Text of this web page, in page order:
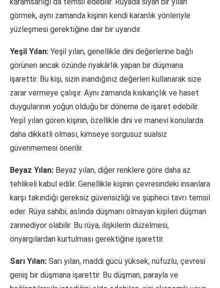
karamsarlığı da temsil edebilir. Rüyada siyah bir yılan
görmek, aynı zamanda kişinin kendi karanlık yönleriyle
yüzleşmesi gerektiğine dair bir uyarıdır.
Yeşil Yılan: Yeşil yılan, genellikle dini değerlerine bağlı
görünen ancak özünde riyakârlık yapan bir düşmana
işarettir. Bu kişi, sizin inandığınız değerleri kullanarak size
zarar vermeye çalışır. Aynı zamanda kıskançlık ve haset
duygularının yoğun olduğu bir döneme de işaret edebilir.
Yeşil yılan gören kişinin, özellikle dini ve manevi konularda
daha dikkatli olması, kimseye sorgusuz sualsiz
güvenmemesi önerilir.
Beyaz Yılan: Beyaz yılan, diğer renklere göre daha az
tehlikeli kabul edilir. Genellikle kişinin çevresindeki insanlara
karşı takındığı gereksiz güvensizliği ve şüpheci tavrı temsil
eder. Rüya sahibi, aslında düşmanı olmayan kişileri düşman
zannediyor olabilir. Bu rüya, ilişkilerin düzelmesi,
önyargılardan kurtulması gerektiğine işarettir.
Sarı Yılan: Sarı yılan, maddi gücü yüksek, nüfuzlu, çevresi
geniş bir düşmana işarettir. Bu düşman, parayla ve